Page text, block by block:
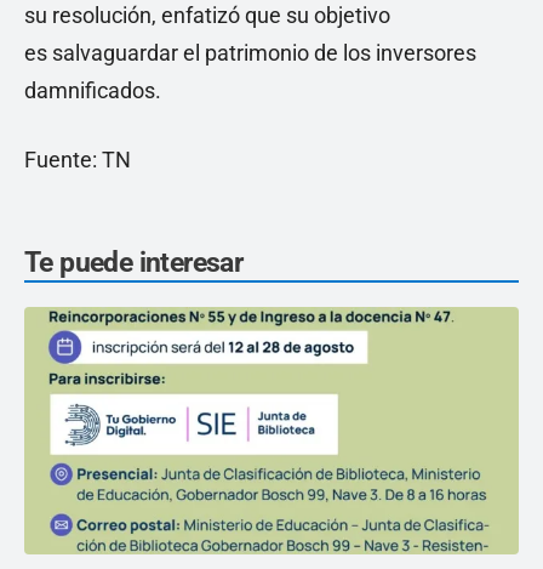
su resolución, enfatizó que su objetivo
es salvaguardar el patrimonio de los inversores
damnificados.
Fuente: TN
Te puede interesar